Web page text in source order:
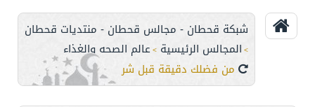
شبكة قحطان - مجالس قحطان - منتديات قحطان
> المجالس الرئيسية > عالم الصحه والغذاء
من فضلك دقيقة قبل شرب المياه الغازية !!!!